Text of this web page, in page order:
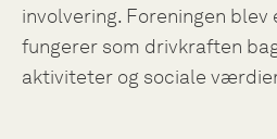
involvering. Foreningen blev
fungerer som drivkraften
aktiviteter og sociale